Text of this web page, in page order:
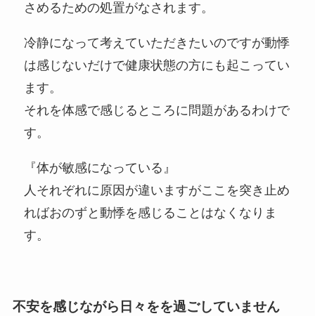
さめるための処置がなされます。
冷静になって考えていただきたいのですが動悸
は感じないだけで健康状態の方にも起こってい
ます。
それを体感で感じるところに問題があるわけで
す。
『体が敏感になっている』
人それぞれに原因が違いますがここを突き止め
ればおのずと動悸を感じることはなくなりま
す。
不安を感じながら日々をを過ごしていません